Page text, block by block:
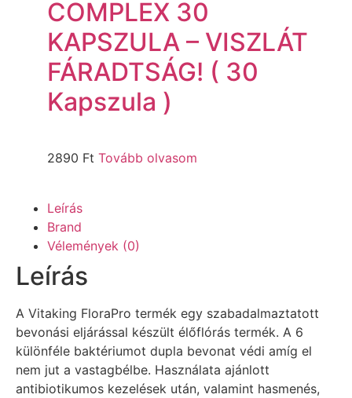
COMPLEX 30
KAPSZULA – VISZLÁT
FÁRADTSÁG! ( 30
Kapszula )
2890 Ft Tovább olvasom
Leírás
Brand
Vélemények (0)
Leírás
A Vitaking FloraPro termék egy szabadalmaztatott
bevonási eljárással készült élőflórás termék. A 6
különféle baktériumot dupla bevonat védi amíg el
nem jut a vastagbélbe. Használata ajánlott
antibiotikumos kezelések után, valamint hasmenés,